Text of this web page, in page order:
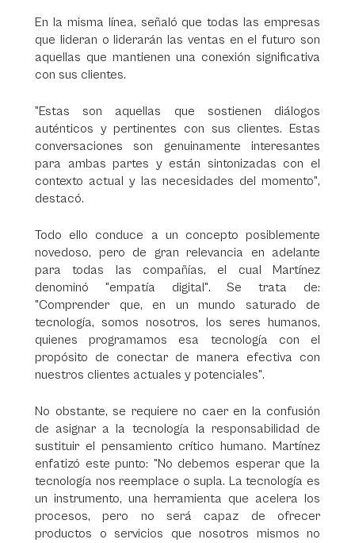
En la misma línea, señaló que todas las empresas
que lideran o liderarán las ventas en el futuro son
aquellas que mantienen una conexión significativa
con sus clientes.
"Estas son aquellas que sostienen diálogos
auténticos y pertinentes con sus clientes. Estas
conversaciones son genuinamente interesantes
para ambas partes y están sintonizadas con el
contexto actual y las necesidades del momento",
destacó.
Todo ello conduce a un concepto posiblemente
novedoso, pero de gran relevancia en adelante
para todas las compañías, el cual Martínez
denominó "empatía digital". Se trata de:
"Comprender que, en un mundo saturado de
tecnología, somos nosotros, los seres humanos,
quienes programamos esa tecnología con el
propósito de conectar de manera efectiva con
nuestros clientes actuales y potenciales".
No obstante, se requiere no caer en la confusión
de asignar a la tecnología la responsabilidad de
sustituir el pensamiento crítico humano. Martínez
enfatizó este punto: "No debemos esperar que la
tecnología nos reemplace o supla. La tecnología es
un instrumento, una herramienta que acelera los
procesos, pero no será capaz de ofrecer
productos o servicios que nosotros mismos no